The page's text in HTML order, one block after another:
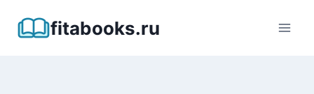
fitabooks.ru